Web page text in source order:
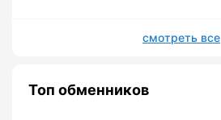
смотреть все
Топ обменников